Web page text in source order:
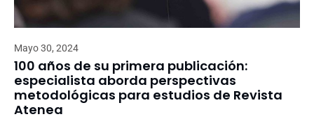
Mayo 30, 2024
100 años de su primera publicación:
especialista aborda perspectivas
metodológicas para estudios de Revista
Atenea